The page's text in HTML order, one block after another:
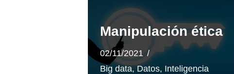
Manipulación ética
02/11/2021
Big data,Datos, Inteligencia